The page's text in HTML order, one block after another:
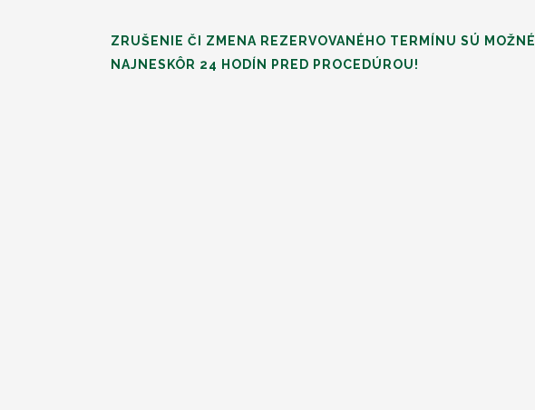
ZRUŠENIE ČI ZMENA REZERVOVANÉHO TERMÍNU SÚ MOŽNÉ
NAJNESKÔR 24 HODÍN PRED PROCEDÚROU!